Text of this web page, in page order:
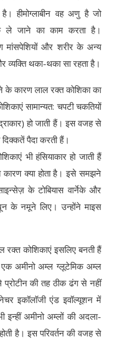
हीमोग्लाबीन वह अणु है जो
जाने का काम करता है।
मांसपेशियों और शरीर के अन्य
व्यक्ति थका-थका सा रहता है।
के कारण लाल रक्त कोशिका का
सामान्यत: चपटी चकतियों
हो जाती हैं। इस वजह से
पैदा करती हैं।
भी हंसियाकार हो जाती हैं
कारण क्या होता है। इसे समझने
के टोबियास वार्नेके और
के नमूने लिए। उन्होंने माइस
रक्त कोशिकाएं इसलिए बनती हैं
एक अमीनो अम्ल ग्लूटेमिक अम्ल
की तह ठीक ढंग से नहीं
इकॉलॉजी एंड इवॉल्यूशन में
इन्हीं अमीनो अम्लों की अदला-
है। इस परिवर्तन की वजह से